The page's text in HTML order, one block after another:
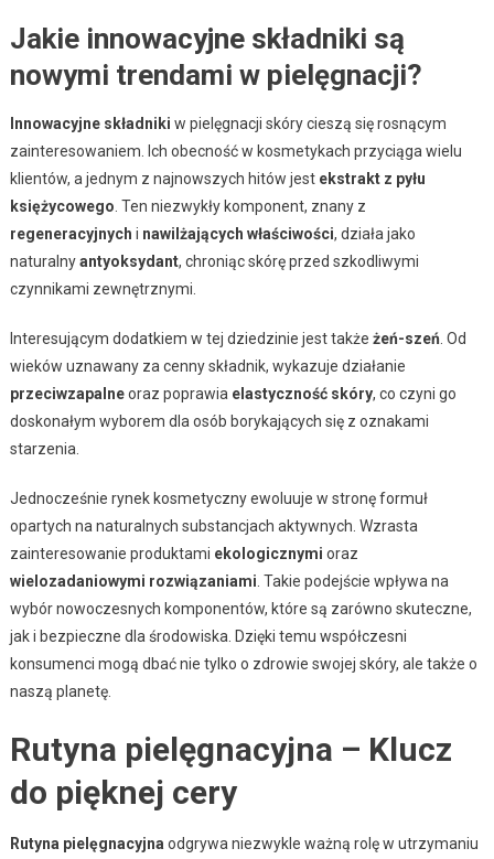
Jakie innowacyjne składniki są
nowymi trendami w pielęgnacji?
Innowacyjne składniki w pielęgnacji skóry cieszą się rosnącym
zainteresowaniem. Ich obecność w kosmetykach przyciąga wielu
klientów, a jednym z najnowszych hitów jest ekstrakt z pyłu
księżycowego . Ten niezwykły komponent, znany z
regeneracyjnych i nawilżających właściwości, działa jako
naturalnyantyoksydant, chroniąc skórę przed szkodliwymi
czynnikami zewnętrznymi.
Interesującym dodatkiem w tej dziedzinie jest także żeń-szeń . Od
wieków uznawany za cenny składnik, wykazuje działanie
przeciwzapalneoraz poprawia elastyczność skóry, co czyni go
doskonałym wyborem dla osób borykających się z oznakami
starzenia.
Jednocześnie rynek kosmetyczny ewoluuje w stronę formuł
opartych na naturalnych substancjach aktywnych. Wzrasta
zainteresowanie produktami ekologicznymi oraz
wielozadaniowymi rozwiązaniami . Takie podejście wpływa na
wybór nowoczesnych komponentów, które są zarówno skuteczne,
jak i bezpieczne dla środowiska. Dzięki temu współczesni
konsumenci mogą dbać nie tylko o zdrowie swojej skóry, ale także o
naszą planetę.
Rutyna pielęgnacyjna – Klucz
do pięknej cery
Rutyna pielęgnacyjna odgrywa niezwykle ważną rolę w utrzymaniu